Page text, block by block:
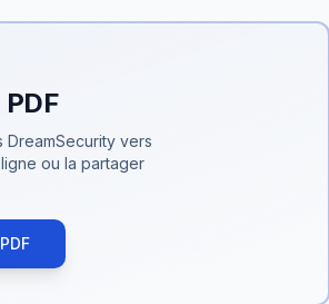
DreamSecurity vers
ou la partager